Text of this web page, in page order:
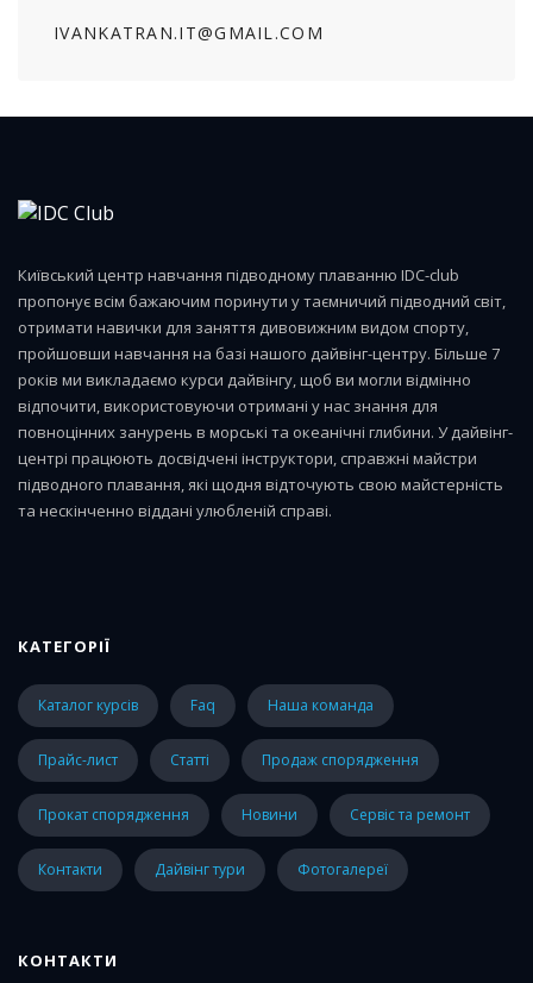
IVANKATRAN.IT@GMAIL.COM
Київський центр навчання підводному плаванню IDC-club
пропонує всім бажаючим поринути у таємничий підводний світ,
отримати навички для заняття дивовижним видом спорту,
пройшовши навчання на базі нашого дайвінг-центру. Більше 7
років ми викладаємо курси дайвінгу, щоб ви могли відмінно
відпочити, використовуючи отримані у нас знання для
повноцінних занурень в морські та океанічні глибини. У дайвінг-
центрі працюють досвідчені інструктори, справжні майстри
підводного плавання, які щодня відточують свою майстерність
та нескінченно віддані улюбленій справі.
КАТЕГОРІЇ
каталог курсів faq наша команда
прайс-лист статті Продаж спорядження
Прокат спорядження Новини Сервіс та ремонт
Контакти Дайвінг тури Фотогалереї
КОНТАКТИ